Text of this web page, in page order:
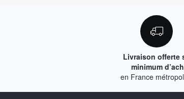
Livraison offerte
minimum
en France